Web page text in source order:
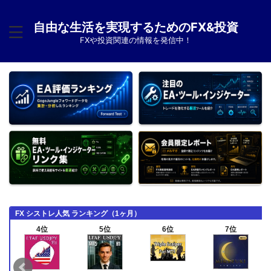
自由な生活を実現するためのFX&投資
FXや投資関連の情報を発信中！